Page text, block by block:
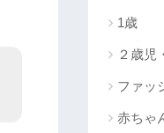
1歳
２歳児
ファッ
赤ちゃ